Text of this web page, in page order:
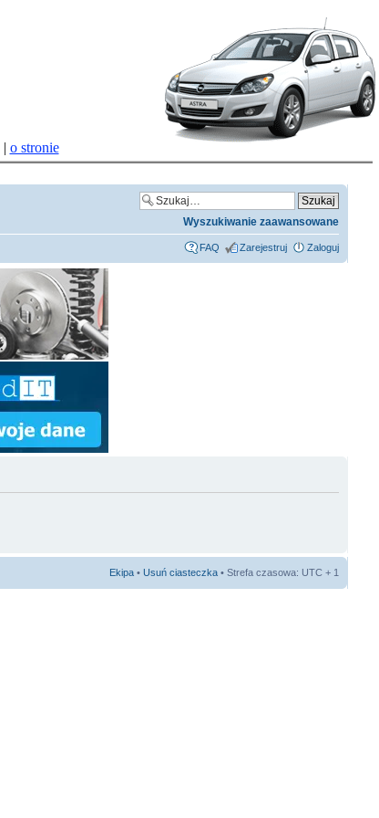
| o stronie
Wyszukiwanie zaawansowane
FAQ Zarejestruj Zaloguj
Ekipa •Usuń ciasteczka • Strefa czasowa: UTC + 1